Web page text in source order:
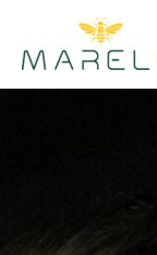
contenu
Sinistre Auto ?
pouvoir.